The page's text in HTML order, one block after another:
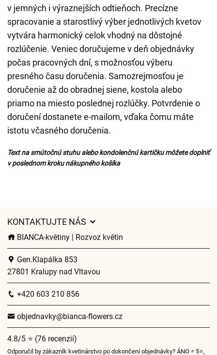
v jemných i výraznejších odtieňoch. Precízne
spracovanie a starostlivý výber jednotlivých kvetov
vytvára harmonický celok vhodný na dôstojné
rozlúčenie. Veniec doručujeme v deň objednávky
počas pracovných dní, s možnosťou výberu
presného času doručenia. Samozrejmosťou je
doručenie až do obradnej siene, kostola alebo
priamo na miesto poslednej rozlúčky. Potvrdenie o
doručení dostanete e-mailom, vďaka čomu máte
istotu včasného doručenia.
Text na smútočnú stuhu alebo kondolenčnú kartičku môžete doplniť
v poslednom kroku nákupného košíka
KONTAKTUJTE NÁS
BIANCA-květiny | Rozvoz květin
Gen.Klapálka 853
27801 Kralupy nad Vltavou
+420 603 210 856
objednavky@bianca-flowers.cz
4.8/5 ⭐ (76 recenzií)
Odporučil by zákazník kvetinárstvo po dokončení objednávky? ÁNO = 5⭐,